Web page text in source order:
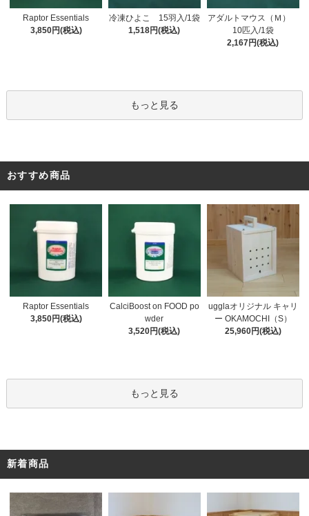
Raptor Essentials
3,850円(税込)
冷凍ひよこ 15羽入/1袋
1,518円(税込)
アダルトマウス（Ｍ）
10匹入/1袋
2,167円(税込)
もっと見る
おすすめ商品
Raptor Essentials
3,850円(税込)
CalciBoost on FOOD po
wder
3,520円(税込)
ugglaオリジナル キャリ
ー OKAMOCHI（S）
25,960円(税込)
もっと見る
新着商品